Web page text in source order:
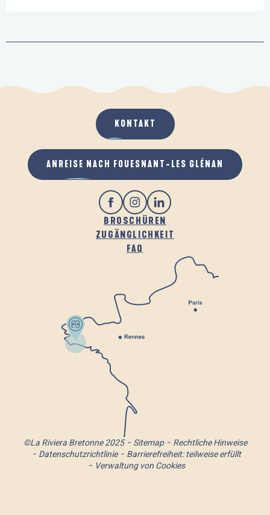
BROSCHÜREN
ZUGÄNGLICHKEIT
FAQ
KONTAKT
ANREISE NACH FOUESNANT-LES GLÉNAN
©La Riviera Bretonne 2025 Sitemap
Rechtliche Hinweise
Datenschutzrichtlinie
Barrierefreiheit: teilweise erfüllt
Verwaltung von Cookies